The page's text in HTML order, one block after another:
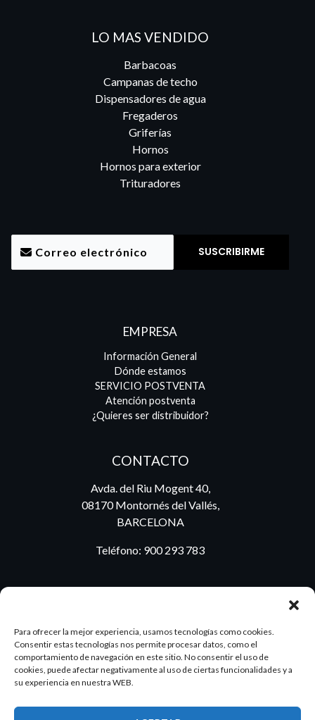
Para ofrecer la mejor experiencia, usamos tecnologías como cookies.
Consentir estas tecnologías nos permite procesar datos, como el
comportamiento de navegación en este sitio. No consentir el uso de
cookies, puede afectar negativamente al uso de ciertas funcionalidades y a
su experiencia en nuestra WEB.
LO MAS VENDIDO
Barbacoas
Campanas de techo
Dispensadores de agua
Fregaderos
Griferías
Hornos
Hornos para exterior
Trituradores
EMPRESA
Información General
Dónde estamos
SERVICIO POSTVENTA
Atención postventa
¿Quieres ser distribuidor?
CONTACTO
Avda. del Riu Mogent 40,
08170 Montornés del Vallés,
BARCELONA
Teléfono: 900 293 783